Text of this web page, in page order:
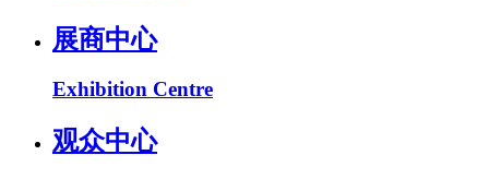
展商中心
Exhibition Centre
观众中心